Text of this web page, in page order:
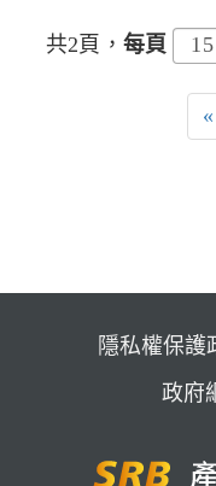
共2頁， 每頁
«
隱私權保護
政府